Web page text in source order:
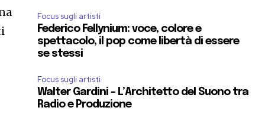
Focus sugli artisti
Federico Fellynium: voce, colore e
spettacolo, il pop come libertà di essere
se stessi
Focus sugli artisti
Walter Gardini – L’Architetto del Suono tra
Radio e Produzione